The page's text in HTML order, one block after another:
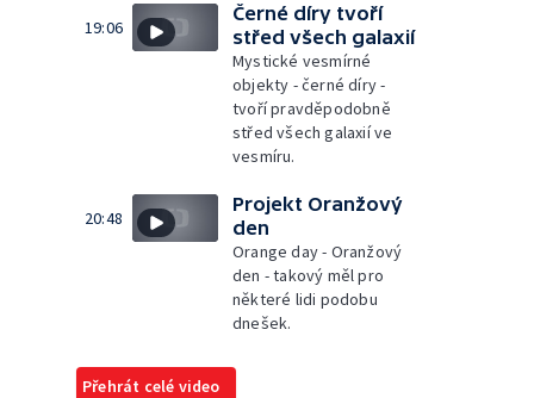
19:06
Černé díry tvoří
střed všech galaxií
Mystické vesmírné
objekty - černé díry -
tvoří pravděpodobně
střed všech galaxií ve
vesmíru.
20:48
Projekt Oranžový
den
Orange day - Oranžový
den - takový měl pro
některé lidi podobu
dnešek.
Přehrát celé video